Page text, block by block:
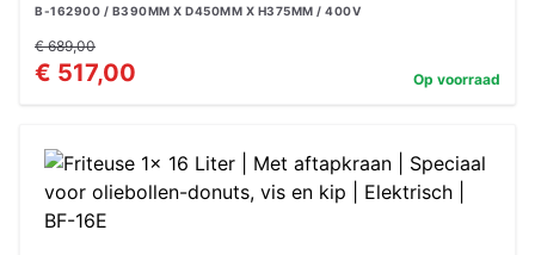
B-162900 / B390MM X D450MM X H375MM / 400V
€ 689,00
€ 517,00 Op voorraad